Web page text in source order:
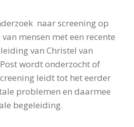
naar screening op
mensen met een recente
van Christel van
wordt onderzocht of
leidt tot het eerder
problemen en daarmee
begeleiding.